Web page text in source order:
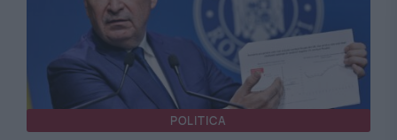
POLITICA